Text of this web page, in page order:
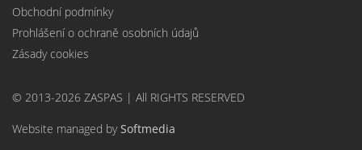
Obchodní podmínky
Prohlášení o ochraně osobních údajů
Zásady cookies
© 2013-2026 ZASPAS | All RIGHTS RESERVED
Website managed bySoftmedia